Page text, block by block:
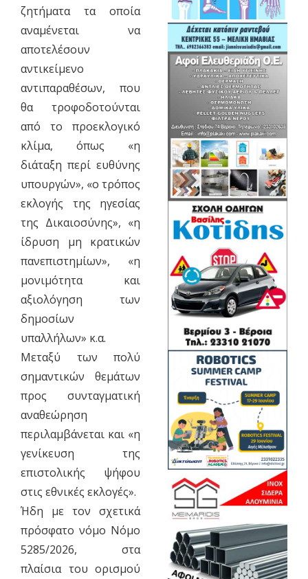
ζητήματα τα οποία
αναμένεται να
αποτελέσουν
αντικείμενο
αντιπαραθέσων, που
θα τροφοδοτούνται
από το προεκλογικό
κλίμα, όπως «η
διάταξη περί ευθύνης
υπουργών», «ο τρόπος
εκλογής της ηγεσίας
της Δικαιοσύνης», «η
ίδρυση μη κρατικών
πανεπιστημίων», «η
μονιμότητα και
αξιολόγηση των
δημοσίων
υπαλλήλων» κ.α.
Μεταξύ των πολύ
σημαντικών θεμάτων
προς συνταγματική
αναθεώρηση
περιλαμβάνεται και «η
γενίκευση της
επιστολικής ψήφου
στις εθνικές εκλογές».
Ήδη με τον σχετικά
πρόσφατο νόμο Νόμο
5285/2026, στα
πλαίσια του ορισμού